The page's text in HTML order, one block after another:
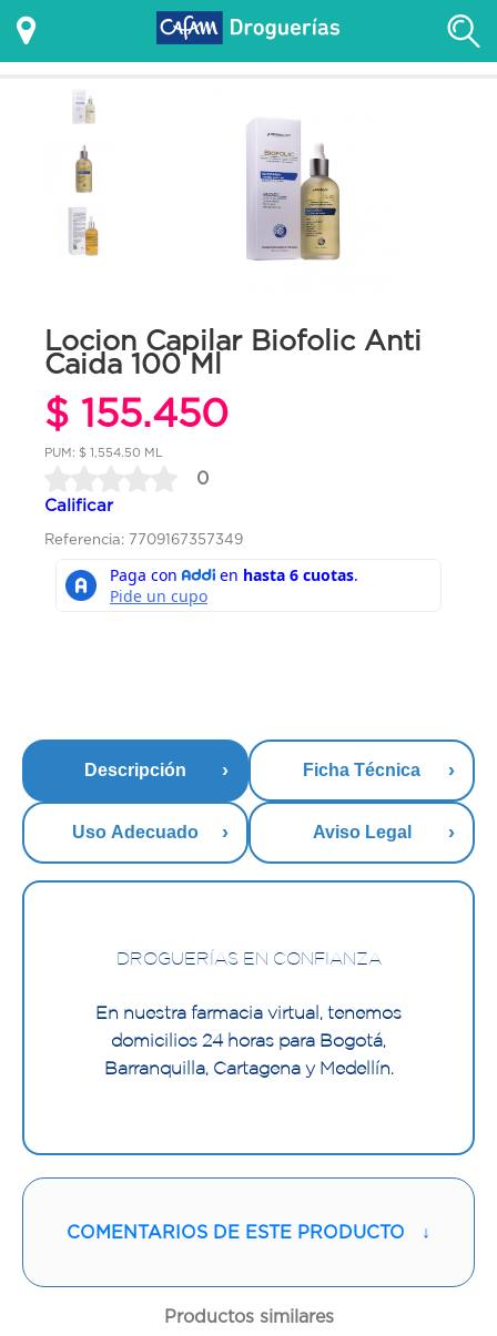
Locion Capilar Biofolic Anti
Caida 100 Ml
$ 155.450
PUM: $ 1,554.50 ML
0
Calificar
Referencia: 7709167357349
Descripción Ficha Técnica
Uso Adecuado Aviso Legal
DROGUERÍAS EN CONFIANZA
En nuestra farmacia virtual, tenemos
domicilios 24 horas para Bogotá,
Barranquilla, Cartagena y Medellín.
COMENTARIOS DE ESTE PRODUCTO ↓
Productos similares